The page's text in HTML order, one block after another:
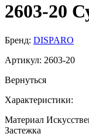
2603-20
Бренд: DISPARO
Артикул: 2603-20
Вернуться
Характеристики:
Материал
Застежка